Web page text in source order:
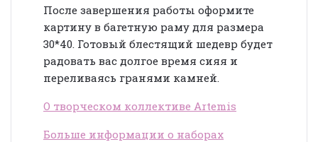
После завершения работы оформите
картину в багетную раму для размера
30*40. Готовый блестящий шедевр будет
радовать вас долгое время сияя и
переливаясь гранями камней.
О творческом коллективе Artemis
Больше информации о наборах